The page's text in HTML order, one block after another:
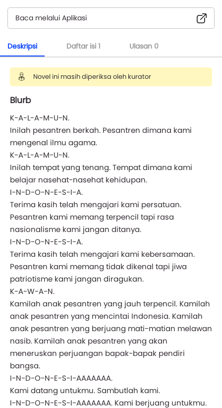
Baca melalui Aplikasi
Deskripsi Daftar isi 1 Ulasan 0
Novel ini masih diperiksa oleh kurator
Blurb
K-A-L-A-M-U-N.
Inilah pesantren berkah. Pesantren dimana kami
mengenal ilmu agama.
K-A-L-A-M-U-N.
Inilah tempat yang tenang. Tempat dimana kami
belajar nasehat-nasehat kehidupan.
I-N-D-O-N-E-S-I-A.
Terima kasih telah mengajari kami persatuan.
Pesantren kami memang terpencil tapi rasa
nasionalisme kami jangan ditanya.
I-N-D-O-N-E-S-I-A.
Terima kasih telah mengajari kami kebersamaan.
Pesantren kami memang tidak dikenal tapi jiwa
patriotisme kami jangan diragukan.
K-A-W-A-N.
Kamilah anak pesantren yang jauh terpencil. Kamilah
anak pesantren yang mencintai Indonesia. Kamilah
anak pesantren yang berjuang mati-matian melawan
nasib. Kamilah anak pesantren yang akan
meneruskan perjuangan bapak-bapak pendiri
bangsa.
I-N-D-O-N-E-S-I-AAAAAAA.
Kami datang untukmu. Sambutlah kami.
I-N-D-O-N-E-S-I-AAAAAAA. Kami berjuang untukmu.